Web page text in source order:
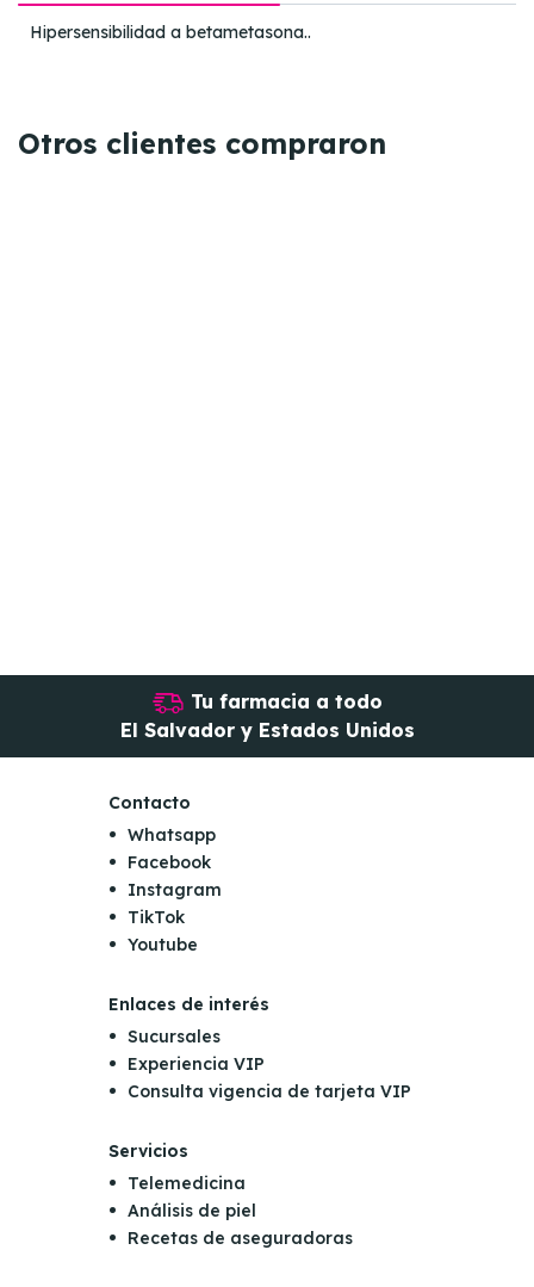
Hipersensibilidad a betametasona..
Otros clientes compraron
Tu farmacia a todo
El Salvador y Estados Unidos
Contacto
Whatsapp
Facebook
Instagram
TikTok
Youtube
Enlaces de interés
Sucursales
Experiencia VIP
Consulta vigencia de tarjeta VIP
Servicios
Telemedicina
Análisis de piel
Recetas de aseguradoras